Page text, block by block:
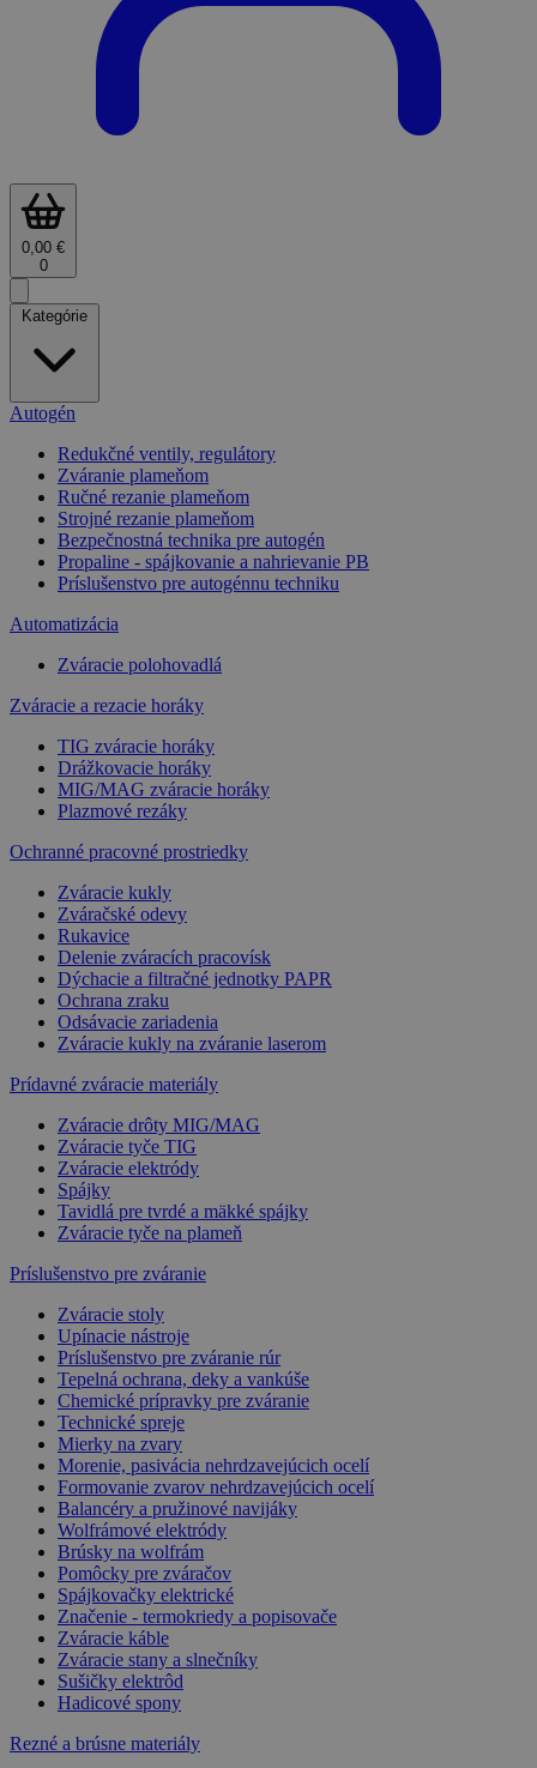
0,00 €
0
Kategórie
Autogén
Redukčné ventily, regulátory
Zváranie plameňom
Ručné rezanie plameňom
Strojné rezanie plameňom
Bezpečnostná technika pre autogén
Propaline - spájkovanie a nahrievanie PB
Príslušenstvo pre autogénnu techniku
Automatizácia
Zváracie polohovadlá
Zváracie a rezacie horáky
TIG zváracie horáky
Drážkovacie horáky
MIG/MAG zváracie horáky
Plazmové rezáky
Ochranné pracovné prostriedky
Zváracie kukly
Zváračské odevy
Rukavice
Delenie zváracích pracovísk
Dýchacie a filtračné jednotky PAPR
Ochrana zraku
Odsávacie zariadenia
Zváracie kukly na zváranie laserom
Prídavné zváracie materiály
Zváracie drôty MIG/MAG
Zváracie tyče TIG
Zváracie elektródy
Spájky
Tavidlá pre tvrdé a mäkké spájky
Zváracie tyče na plameň
Príslušenstvo pre zváranie
Zváracie stoly
Upínacie nástroje
Príslušenstvo pre zváranie rúr
Tepelná ochrana, deky a vankúše
Chemické prípravky pre zváranie
Technické spreje
Mierky na zvary
Morenie, pasivácia nehrdzavejúcich ocelí
Formovanie zvarov nehrdzavejúcich ocelí
Balancéry a pružinové navijáky
Wolfrámové elektródy
Brúsky na wolfrám
Pomôcky pre zváračov
Spájkovačky elektrické
Značenie - termokriedy a popisovače
Zváracie káble
Zváracie stany a slnečníky
Sušičky elektrôd
Hadicové spony
Rezné a brúsne materiály